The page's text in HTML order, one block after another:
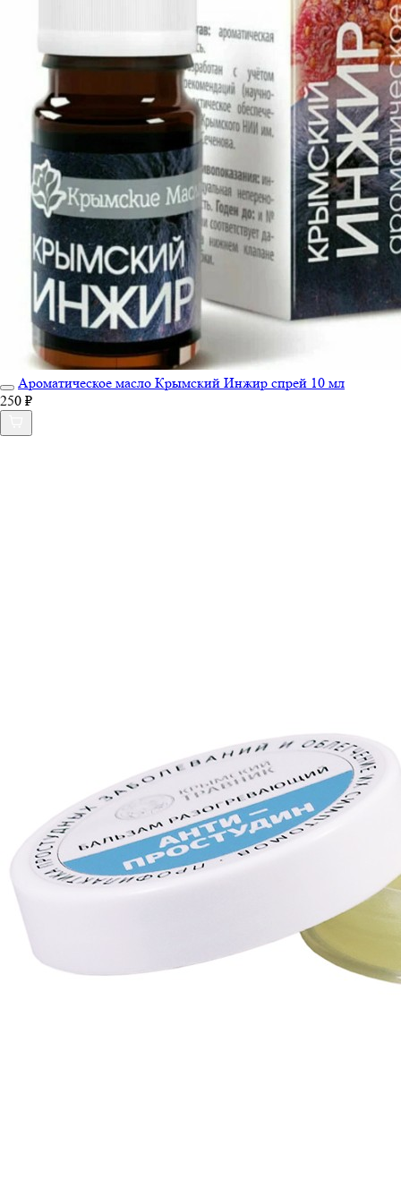
Ароматическое масло Крымский Инжир спрей 10 мл
250 ₽